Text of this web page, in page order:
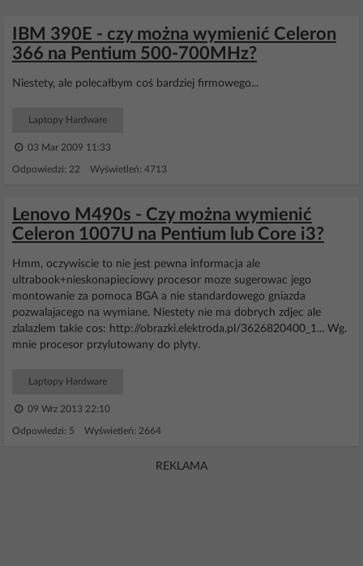
IBM 390E - czy można wymienić Celeron
366 na Pentium 500-700MHz?
Niestety, ale polecałbym coś bardziej firmowego...
Laptopy Hardware
03 Mar 2009 11:33
Odpowiedzi: 22 Wyświetleń: 4713
Lenovo M490s - Czy można wymienić
Celeron 1007U na Pentium lub Core i3?
Hmm, oczywiscie to nie jest pewna informacja ale
ultrabook+nieskonapieciowy procesor moze sugerowac jego
montowanie za pomoca BGA a nie standardowego gniazda
pozwalajacego na wymiane. Niestety nie ma dobrych zdjec ale
zlalazlem takie cos: http://obrazki.elektroda.pl/3626820400_1... Wg.
mnie procesor przylutowany do plyty.
Laptopy Hardware
09 Wrz 2013 22:10
Odpowiedzi: 5 Wyświetleń: 2664
REKLAMA